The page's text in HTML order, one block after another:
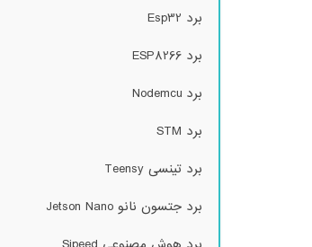
برد Esp32
برد ESP8266
برد Nodemcu
برد STM
برد تینسی Teensy
برد جتسون نانو Jetson Nano